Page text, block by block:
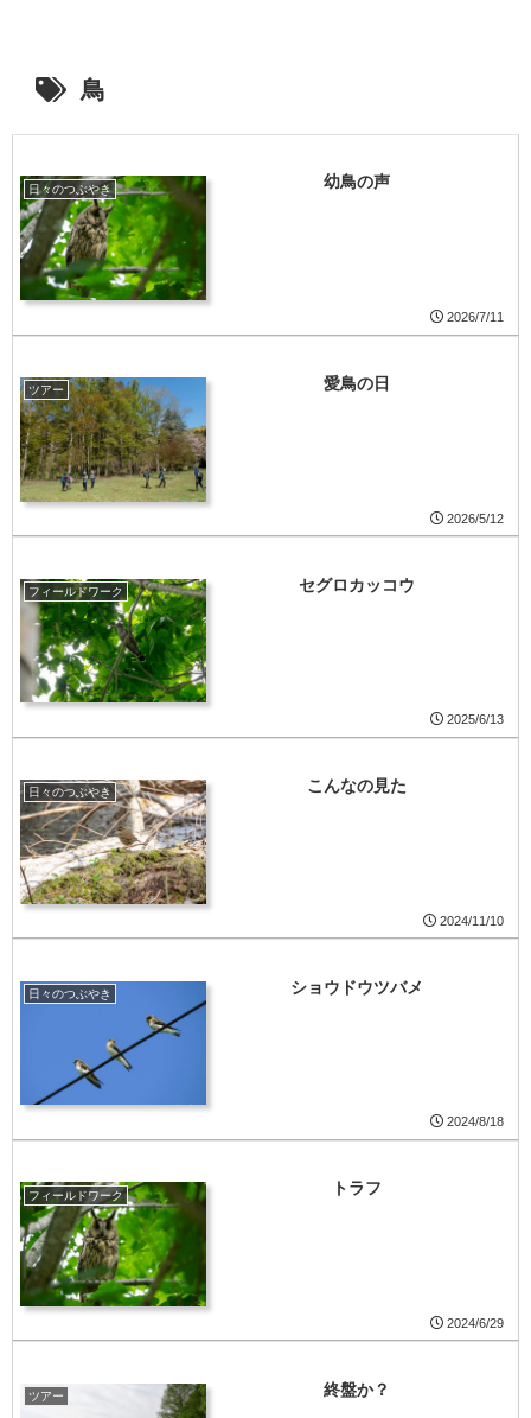
鳥
日々のつぶやき 幼鳥の声
2026/7/11
ツアー 愛鳥の日
2026/5/12
フィールドワーク セグロカッコウ
2025/6/13
日々のつぶやき こんなの見た
2024/11/10
日々のつぶやき ショウドウツバメ
2024/8/18
フィールドワーク トラフ
2024/6/29
ツアー 終盤か？